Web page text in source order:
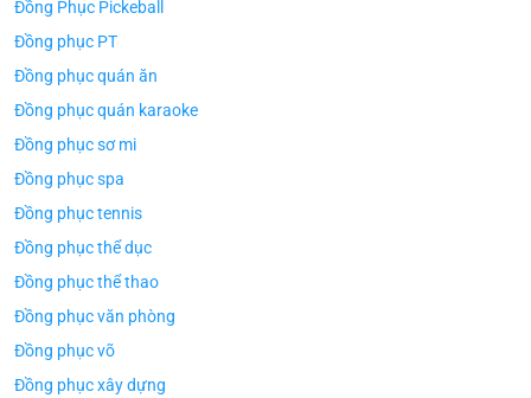
Đồng Phục Pickeball
Đồng phục PT
Đồng phục quán ăn
Đồng phục quán karaoke
Đồng phục sơ mi
Đồng phục spa
Đồng phục tennis
Đồng phục thể dục
Đồng phục thể thao
Đồng phục văn phòng
Đồng phục võ
Đồng phục xây dựng